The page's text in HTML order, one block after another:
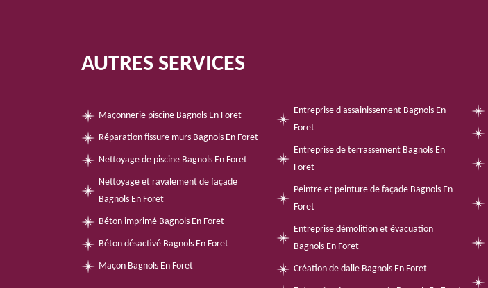
AUTRES SERVICES
Maçonnerie piscine Bagnols En Foret
Réparation fissure murs Bagnols En Foret
Nettoyage de piscine Bagnols En Foret
Nettoyage et ravalement de façade
Bagnols En Foret
Béton imprimé Bagnols En Foret
Béton désactivé Bagnols En Foret
Maçon Bagnols En Foret
Entreprise d'assainissement Bagnols En
Foret
Entreprise de terrassement Bagnols En
Foret
Peintre et peinture de façade Bagnols En
Foret
Entreprise démolition et évacuation
Bagnols En Foret
Création de dalle Bagnols En Foret